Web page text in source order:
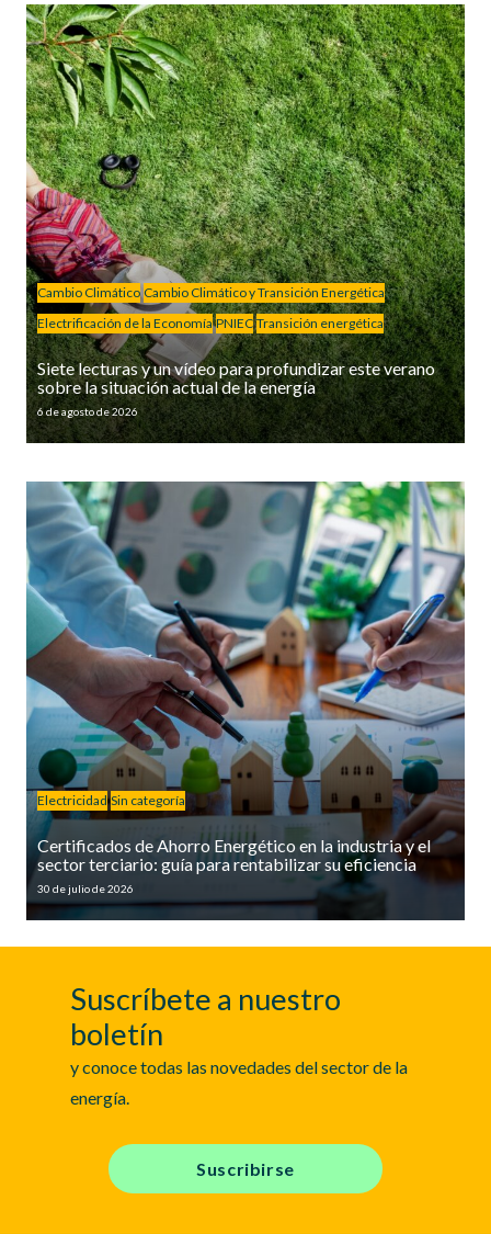
Cambio Climático Cambio Climático y Transición Energética
Electrificación de la Economía PNIEC Transición energética
Siete lecturas y un vídeo para profundizar este verano
sobre la situación actual de la energía
6 de agosto de 2026
Electricidad Sin categoría
Certificados de Ahorro Energético en la industria y el
sector terciario: guía para rentabilizar su eficiencia
30 de julio de 2026
Suscríbete a nuestro
boletín
y conoce todas las novedades del sector de la
energía.
Suscribirse